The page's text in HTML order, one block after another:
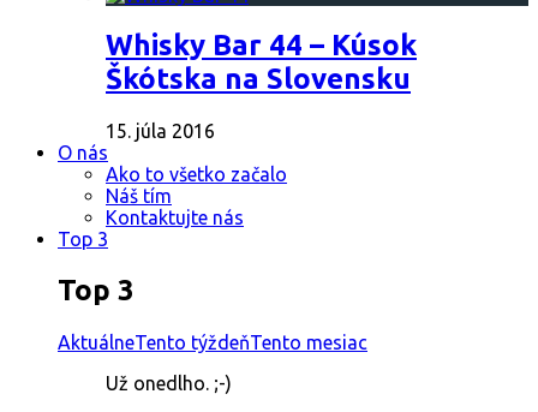
Whisky Bar 44 – Kúsok
Škótska na Slovensku
15. júla 2016
O nás
Ako to všetko začalo
Náš tím
Kontaktujte nás
Top 3
Top 3
AktuálneTento týždeňTento mesiac
Už onedlho. ;-)